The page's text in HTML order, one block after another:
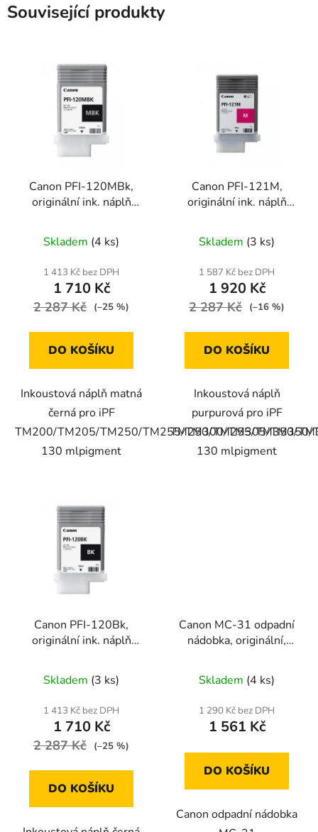
Související produkty
Canon PFI-120MBk,
originální ink. náplň
Skladem (4 ks)
1 413 Kč bez DPH
1 710 Kč
2 287 Kč (–25 %)
DO KOŠÍKU
Inkoustová náplň matná
černá pro iPF
TM200/TM205/TM250/TM255/TM300/TM305/TM350/
130 mlpigment
Canon PFI-121M,
originální ink. náplň
Skladem (3 ks)
1 587 Kč bez DPH
1 920 Kč
2 287 Kč (–16 %)
DO KOŠÍKU
Inkoustová náplň
purpurová pro iPF
TM250/TM255/TM350/
130 mlpigment
Canon PFI-120Bk,
originální ink. náplň
Skladem (3 ks)
1 413 Kč bez DPH
1 710 Kč
2 287 Kč (–25 %)
DO KOŠÍKU
Canon MC-31 odpadní
nádobka, originální,
Skladem (4 ks)
1 290 Kč bez DPH
1 561 Kč
DO KOŠÍKU
Canon odpadní nádobka